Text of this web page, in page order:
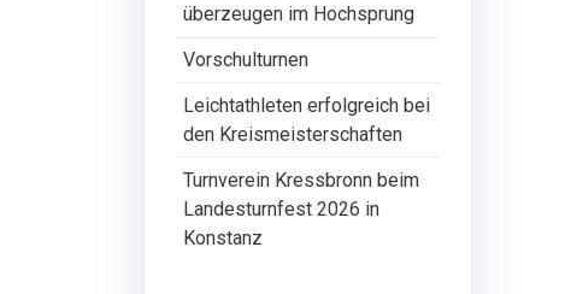
überzeugen im Hochsprung
Vorschulturnen
Leichtathleten erfolgreich bei
den Kreismeisterschaften
Turnverein Kressbronn beim
Landesturnfest 2026 in
Konstanz